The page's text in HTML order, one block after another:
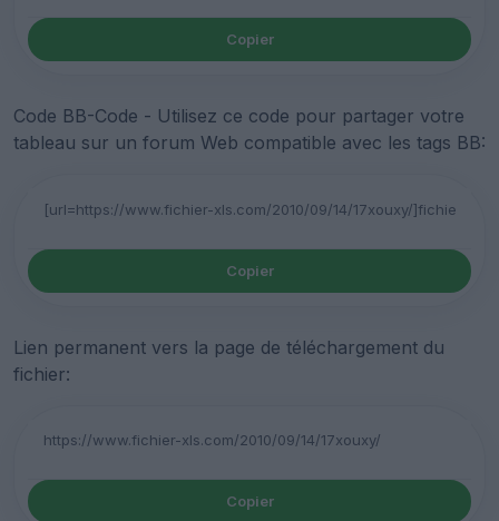
Copier
Code BB-Code - Utilisez ce code pour partager votre
tableau sur un forum Web compatible avec les tags BB:
Copier
Lien permanent vers la page de téléchargement du
fichier:
Copier